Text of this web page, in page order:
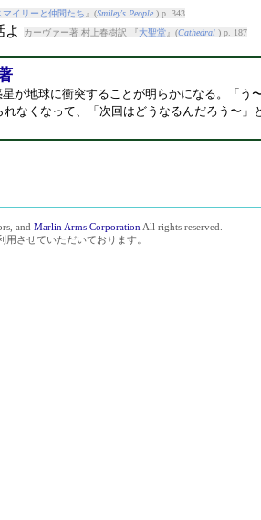
マイリーと仲間たち 』(Smiley's People) p. 343
よ カーヴァー著 村上春樹訳 『大聖堂』(Cathedral) p. 187
が地球に衝突することが明らかになる。「う
なくなって、「次回はどうなるんだろう〜」
and Marlin Arms Corporation All rights reserved.
用させていただいております。